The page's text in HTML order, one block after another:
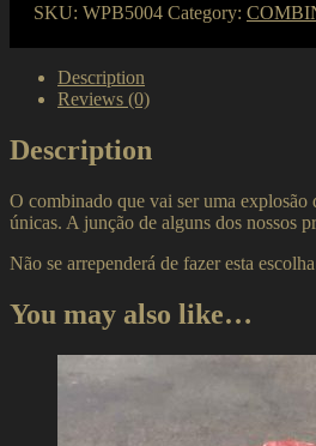
SKU: WPB5004 Category:
Description
Reviews (0)
Description
O combinado que vai ser uma explosão
únicas. A junção de alguns dos nossos
Não se arrependerá de fazer esta
You may also like…